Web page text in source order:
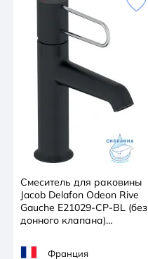
Смеситель для раковины
Jacob Delafon Odeon Rive
Gauche E21029-CP-BL (без
донного клапана)
Франция